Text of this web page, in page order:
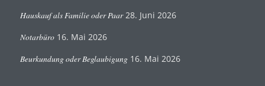
Hauskauf als Familie oder Paar 28. Juni 2026
Notarbüro 16. Mai 2026
Beurkundung oder Beglaubigung 16. Mai 2026